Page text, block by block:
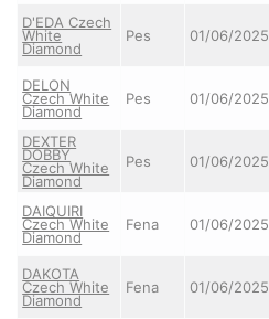
D'EDA Czech
White
Diamond
Pes 01/06/2025
DELON
Czech White
Diamond
Pes 01/06/2025
DEXTER
DOBBY
Czech White
Diamond
Pes 01/06/2025
DAIQUIRI
Czech White
Diamond
Fena 01/06/2025
DAKOTA
Czech White
Diamond
Fena 01/06/2025